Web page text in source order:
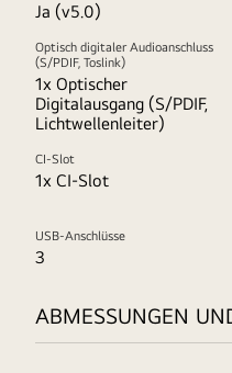
Ja (v5.0)
Optisch digitaler Audioanschluss
(S/PDIF, Toslink)
1x Optischer
Digitalausgang (S/PDIF,
Lichtwellenleiter)
CI-Slot
1x CI-Slot
USB-Anschlüsse
3
ABMESSUNGEN